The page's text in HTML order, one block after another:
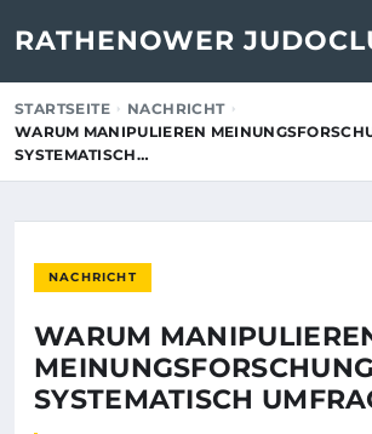
RATHENOWER
STARTSEITE
NACHRICHT
WARUM MANIPULIEREN
SYSTEMATISCH…
NACHRICHT
WARUM
SYSTEMATISCH